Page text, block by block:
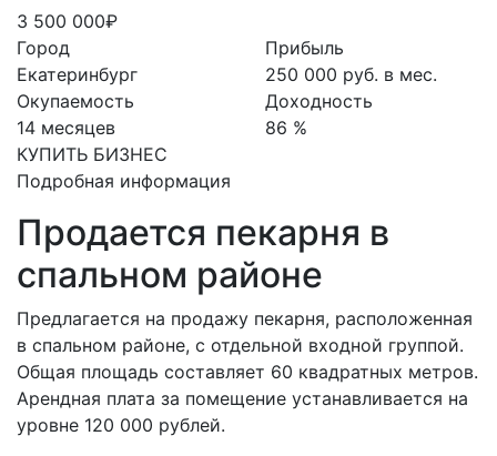
3 500 000₽
Город
Екатеринбург
Окупаемость
14 месяцев
КУПИТЬ БИЗНЕС
Прибыль
250 000 руб. в мес.
Доходность
86 %
Подробная информация
Продается пекарня в
спальном районе
Предлагается на продажу пекарня, расположенная
в спальном районе, с отдельной входной группой.
Общая площадь составляет 60 квадратных метров.
Арендная плата за помещение устанавливается на
уровне 120 000 рублей.